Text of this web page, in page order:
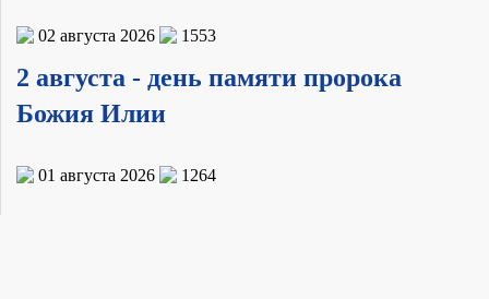
02 августа 2026 1553
2 августа - день памяти пророка
Божия Илии
01 августа 2026 1264